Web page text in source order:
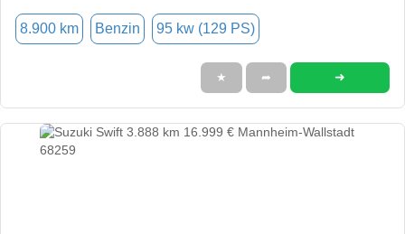
8.900 km Benzin 95 kw (129 PS)
★ ➦ ➜